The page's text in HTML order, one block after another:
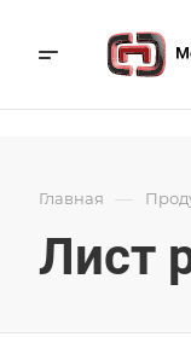
Главная —
Лист